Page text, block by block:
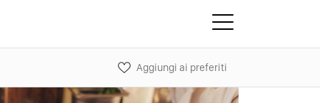
Aggiungi ai preferiti